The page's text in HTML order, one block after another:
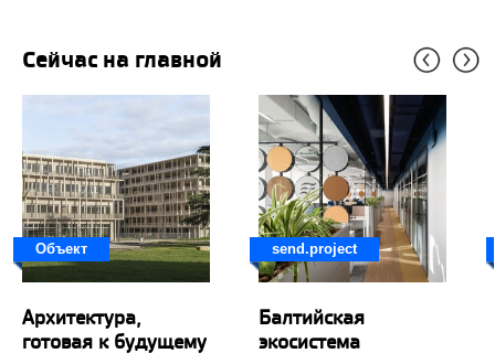
Сейчас на главной
Объект
Архитектура,
готовая к будущему
send.project
Балтийская
экосистема